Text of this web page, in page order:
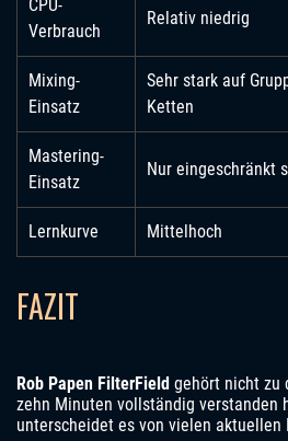
CPU-
Verbrauch
Relativ niedrig
Mixing-
Einsatz
Sehr stark auf
Ketten
Mastering-
Einsatz
Nur eingeschränkt
Lernkurve Mittelhoch
FAZIT
Rob Papen FilterField gehört nicht zu
zehn Minuten vollständig verstanden
unterscheidet es von vielen aktuellen